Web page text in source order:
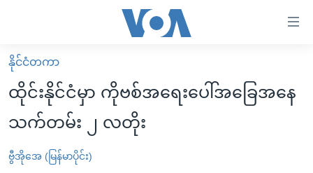
လွယ်ကူ
စေ
များ
မူလစာမျက်နှာ
မြန်မာ
ကမ္ဘာ့သတင်းများ
နိုင်ငံတကာ
ဗွီဒီယို
နိုင်ငံတကာ
ထိုင်းနိုင်ငံမှာ ကိုဗစ်အရေးပေါ်အခြေအနေ
သက်တမ်း ၂ လတိုး
ဗွီအိုအေ (မြန်မာပိုင်း)